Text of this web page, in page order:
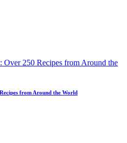
from Around the World